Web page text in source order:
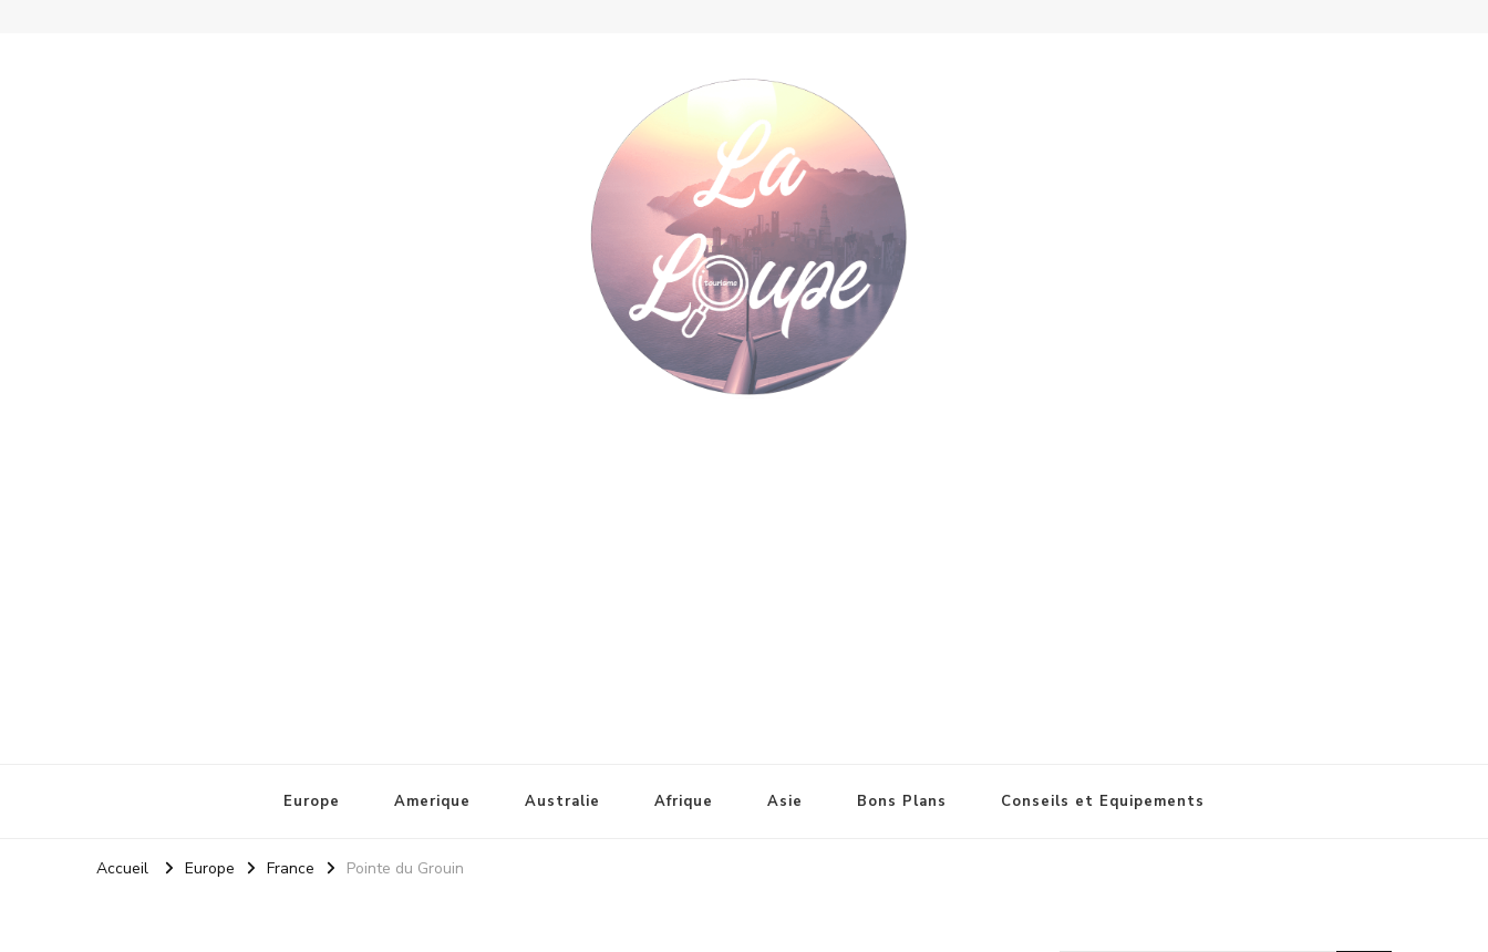
Europe Amerique Australie Afrique Asie Bons Plans Conseils et Equipements
Accueil Europe France Pointe du Grouin